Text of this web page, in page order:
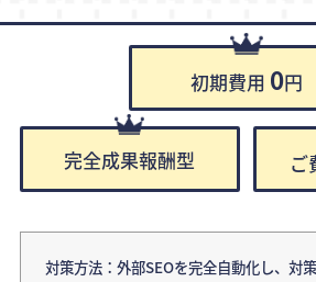
初期費用 0円
完全成果報酬型 ご
対策方法：外部SEOを完全自動化し、対策